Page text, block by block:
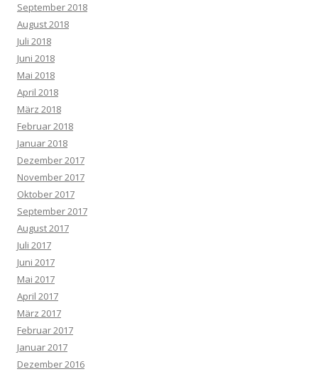
September 2018
August 2018
Juli 2018
Juni 2018
Mai 2018
April 2018
März 2018
Februar 2018
Januar 2018
Dezember 2017
November 2017
Oktober 2017
September 2017
August 2017
Juli 2017
Juni 2017
Mai 2017
April 2017
März 2017
Februar 2017
Januar 2017
Dezember 2016